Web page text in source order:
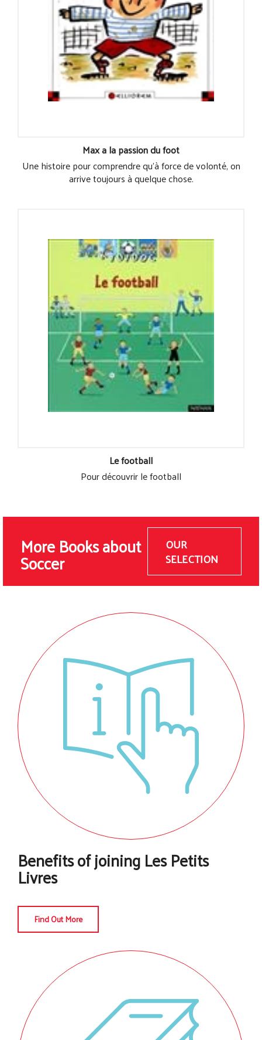
Max a la passion du foot
Une histoire pour comprendre qu'à force de volonté, on
arrive toujours à quelque chose.
Le football
Pour découvrir le football
More Books about
Soccer
OUR
SELECTION
Benefits of joining Les Petits
Livres
Find Out More